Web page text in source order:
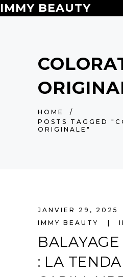
IMMY BEAUTY
HOME
/
POSTS TAGGED
ORIGINALE"
JANVIER 29, 2025
IMMY BEAUTY
: LA